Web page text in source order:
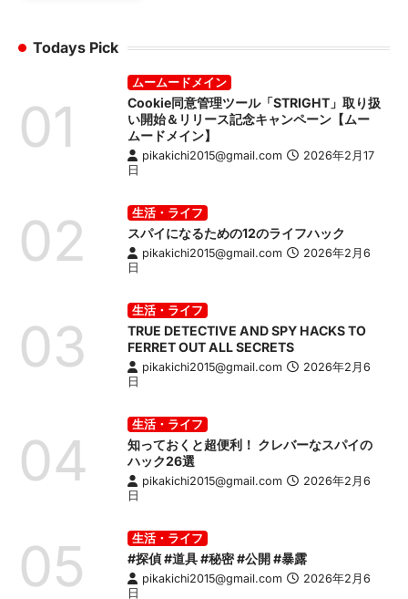
Todays Pick
01
ムームードメイン
Cookie同意管理ツール「STRIGHT」取り扱
い開始＆リリース記念キャンペーン【ムー
ムードメイン】
pikakichi2015@gmail.com
2026年2月17
日
02 生活・ライフ
スパイになるための12のライフハック
pikakichi2015@gmail.com
2026年2月6
日
03
生活・ライフ
TRUE DETECTIVE AND SPY HACKS TO
FERRET OUT ALL SECRETS
pikakichi2015@gmail.com
2026年2月6
日
04
生活・ライフ
知っておくと超便利！ クレバーなスパイの
ハック26選
pikakichi2015@gmail.com
2026年2月6
日
05 生活・ライフ
#探偵 #道具 #秘密 #公開 #暴露
pikakichi2015@gmail.com
2026年2月6
日